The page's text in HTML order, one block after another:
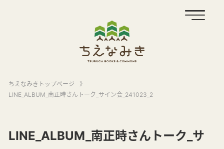
ちえなみきトップページ
》
LINE_ALBUM_南正時さんトーク_サイン会_241023_2
LINE_ALBUM_南正時さんトーク_サ